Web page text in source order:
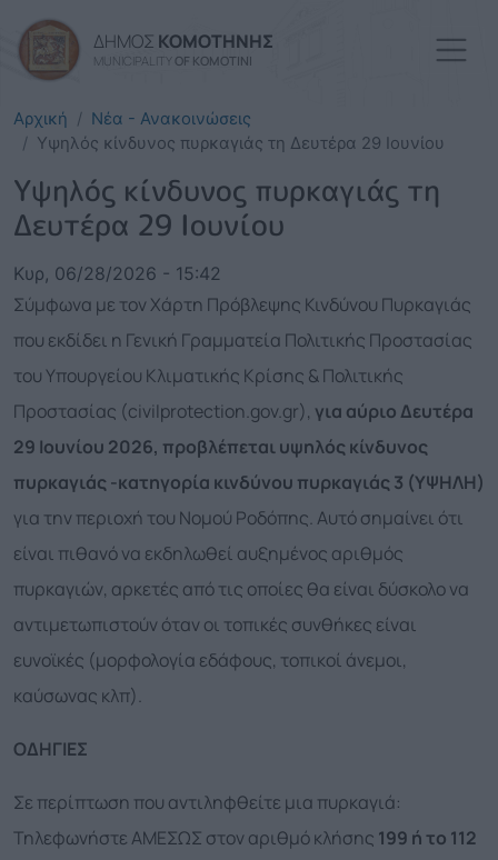
ΔΗΜΟΣ ΚΟΜΟΤΗΝΗΣ
MUNICIPALITY OF KOMOTINI
Αρχική
Νέα - Ανακοινώσεις
Υψηλός κίνδυνος πυρκαγιάς τη Δευτέρα 29 Ιουνίου
Υψηλός κίνδυνος πυρκαγιάς τη
Δευτέρα 29 Ιουνίου
Κυρ, 06/28/2026 - 15:42
Σύμφωνα με τον Χάρτη Πρόβλεψης Κινδύνου Πυρκαγιάς
που εκδίδει η Γενική Γραμματεία Πολιτικής Προστασίας
του Υπουργείου Κλιματικής Κρίσης & Πολιτικής
Προστασίας (civilprotection.gov.gr), για αύριο Δευτέρα
29 Ιουνίου 2026, προβλέπεται υψηλός κίνδυνος
πυρκαγιάς -κατηγορία κινδύνου πυρκαγιάς 3 (ΥΨΗΛΗ)
για την περιοχή του Νομού Ροδόπης. Αυτό σημαίνει ότι
είναι πιθανό να εκδηλωθεί αυξημένος αριθμός
πυρκαγιών, αρκετές από τις οποίες θα είναι δύσκολο να
αντιμετωπιστούν όταν οι τοπικές συνθήκες είναι
ευνοϊκές (μορφολογία εδάφους, τοπικοί άνεμοι,
καύσωνας κλπ).
ΟΔΗΓΙΕΣ
Σε περίπτωση που αντιληφθείτε μια πυρκαγιά:
Τηλεφωνήστε ΑΜΕΣΩΣ στον αριθμό κλήσης 199 ή το 112